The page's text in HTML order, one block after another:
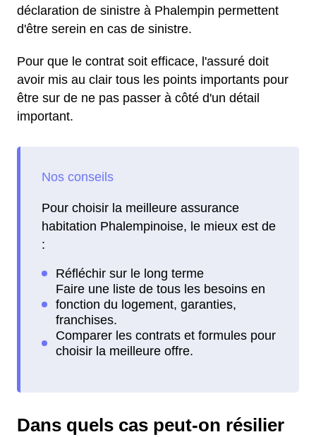
déclaration de sinistre à Phalempin permettent
d'être serein en cas de sinistre.
Pour que le contrat soit efficace, l'assuré doit
avoir mis au clair tous les points importants pour
être sur de ne pas passer à côté d'un détail
important.
Pour choisir la meilleure assurance
habitation Phalempinoise, le mieux est de
:
Dans quels cas peut-on résilier